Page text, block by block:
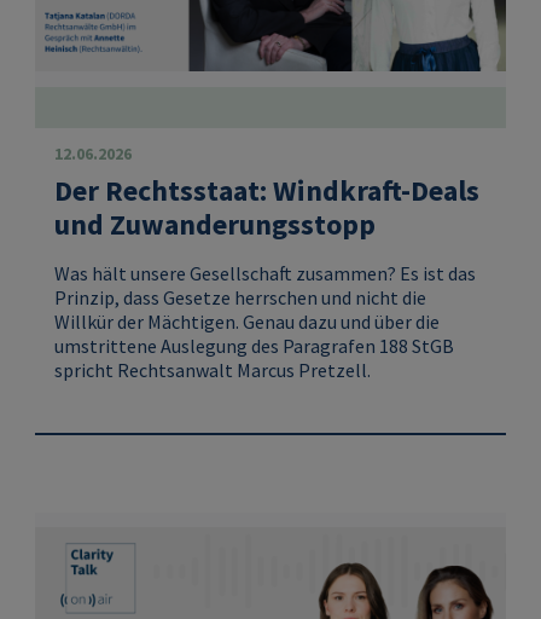
12.06.2026
Der Rechtsstaat: Windkraft-Deals
und Zuwanderungsstopp
Was hält unsere Gesellschaft zusammen? Es ist das
Prinzip, dass Gesetze herrschen und nicht die
Willkür der Mächtigen. Genau dazu und über die
umstrittene Auslegung des Paragrafen 188 StGB
spricht Rechtsanwalt Marcus Pretzell.